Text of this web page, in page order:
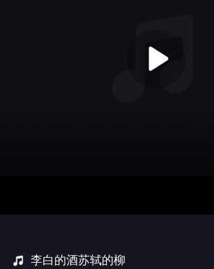
Audio/video is not supported
Please Try
李白的酒苏轼的柳